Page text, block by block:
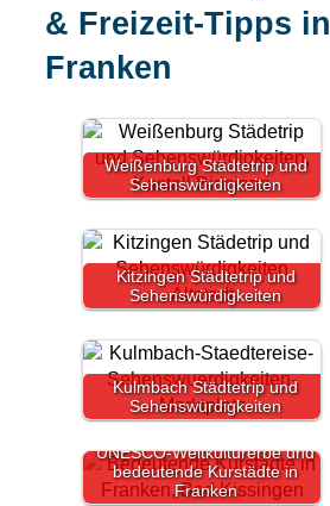
& Freizeit-Tipps in
Franken
Weißenburg Städtetrip und
Sehenswürdigkeiten
Kitzingen Städtetrip und
Sehenswürdigkeiten
Kulmbach Städtetrip und
Sehenswürdigkeiten
UNESCO-Weltkulturerbe und
bedeutende Kurstädte in
Franken